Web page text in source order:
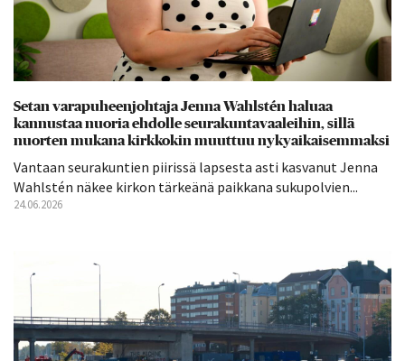
Setan varapuheenjohtaja Jenna Wahlstén haluaa
kannustaa nuoria ehdolle seurakuntavaaleihin, sillä
nuorten mukana kirkkokin muuttuu nykyaikaisemmaksi
Vantaan seurakuntien piirissä lapsesta asti kasvanut Jenna
Wahlstén näkee kirkon tärkeänä paikkana sukupolvien...
24.06.2026